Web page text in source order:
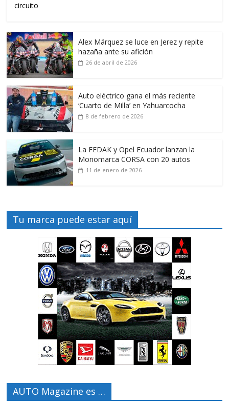
circuito
Alex Márquez se luce en Jerez y repite
hazaña ante su afición
26 de abril de 2026
Auto eléctrico gana el más reciente
‘Cuarto de Milla’ en Yahuarcocha
8 de febrero de 2026
La FEDAK y Opel Ecuador lanzan la
Monomarca CORSA con 20 autos
11 de enero de 2026
Tu marca puede estar aquí
AUTO Magazine es …